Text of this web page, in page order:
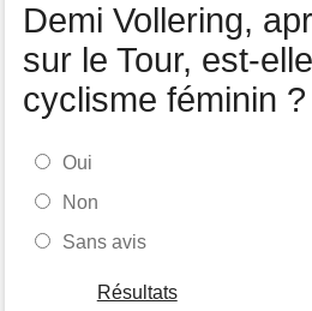
Demi Vollering,
sur le Tour, est-
cyclisme féminin ?
Oui
Non
Sans avis
Résultats